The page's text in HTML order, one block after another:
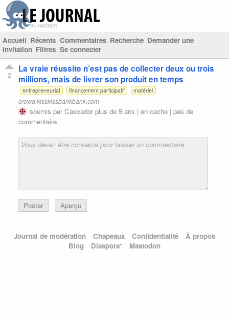
Accueil Récents Commentaires Recherche Demander une
invitation Filtres Se connecter
2
La vraie réussite n’est pas de collecter deux ou trois
millions, mais de livrer son produit en temps
entrepreneuriat financement participatif matériel
crowd.kisskissbankbank.com
soumis parCascadorplus de 9 ans | en cache | pas de
commentaire
Poster Aperçu
Journal de modération Chapeaux Confidentialité
À propos
Blog
Diaspora* Mastodon